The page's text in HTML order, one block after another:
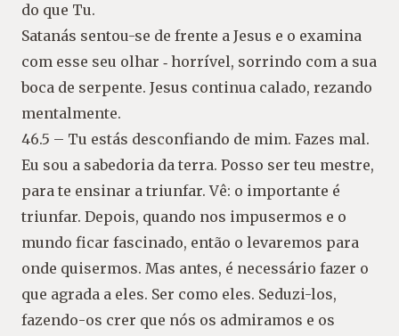
do que Tu.
Satanás sentou-se de frente a Jesus e o examina
com esse seu olhar ‐ horrível, sorrindo com a sua
boca de serpente. Jesus continua calado, rezando
mentalmente.
46.5 – Tu estás desconfiando de mim. Fazes mal.
Eu sou a sabedoria da terra. Posso ser teu mestre,
para te ensinar a triunfar. Vê: o importante é
triunfar. Depois, quando nos impusermos e o
mundo ficar fascinado, então o levaremos para
onde quisermos. Mas antes, é necessário fazer o
que agrada a eles. Ser como eles. Seduzi-los,
fazendo-os crer que nós os admiramos e os